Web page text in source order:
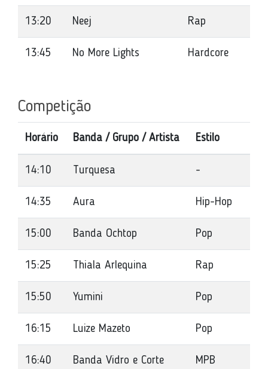
13:20 Neej Rap
13:45 No More Lights Hardcore
Competição
Horário Banda / Grupo / Artista Estilo
14:10 Turquesa -
14:35 Aura Hip-Hop
15:00 Banda Ochtop Pop
15:25 Thiala Arlequina Rap
15:50 Yumini Pop
16:15 Luize Mazeto Pop
16:40 Banda Vidro e Corte MPB